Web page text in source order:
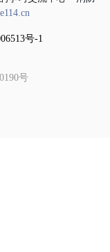
号-1
号